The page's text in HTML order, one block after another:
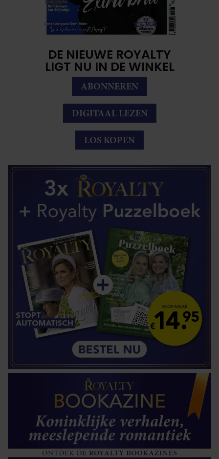
DE NIEUWE ROYALTY
LIGT NU IN DE WINKEL
ABONNEREN
DIGITAAL LEZEN
LOS KOPEN